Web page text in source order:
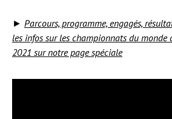
► Parcours, programme, engagés,
les infos sur les championnats du monde
2021 sur notre page spéciale